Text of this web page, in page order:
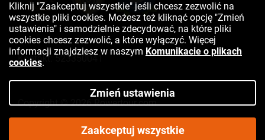
Kontakt:523350041
Copyright © 2026 Rowertour.com
Internetowy sklep rowerowy
Kliknij "Zaakceptuj wszystkie" jeśli chcesz zezwolić na
wszystkie pliki cookies. Możesz też kliknąć opcję "Zmień
ustawienia" i samodzielnie zdecydować, na które pliki
cookies chcesz zezwolić, a które wyłączyć. Więcej
informacji znajdziesz w naszym Komunikacie o plikach
cookies.
Zmień ustawienia
Zaakceptuj wszystkie